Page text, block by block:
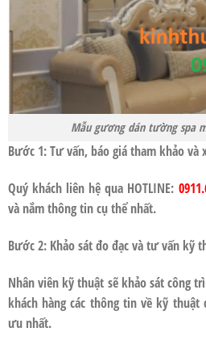
Mẫu gương dán tường spa
Bước 1: Tư vấn, báo giá tham khảo
Quý khách liên hệ qua HOTLINE:
và nắm thông tin cụ thể nhất.
Bước 2: Khảo sát đo đạc và tư vấn kỹ
Nhân viên kỹ thuật sẽ khảo sát công
khách hàng các thông tin về kỹ thuật
ưu nhất.